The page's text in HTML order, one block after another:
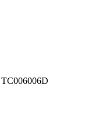
TC006006D